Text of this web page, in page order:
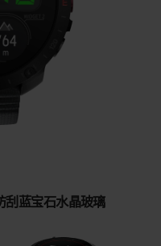
刮蓝宝石水晶玻璃